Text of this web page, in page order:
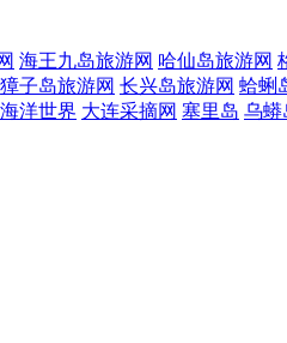
海王九岛旅游网 哈仙岛旅游网
獐子岛旅游网 长兴岛旅游网 蛤蜊
洋世界 大连采摘网 塞里岛 乌蟒